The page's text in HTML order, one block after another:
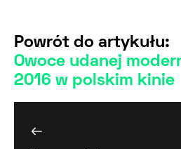
Powrót do artykułu:
Owoce udanej
2016 w polskim kinie
←